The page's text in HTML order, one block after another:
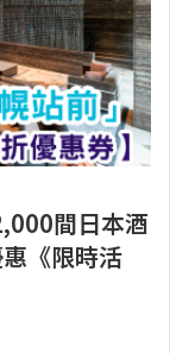
間日本酒
《限時活